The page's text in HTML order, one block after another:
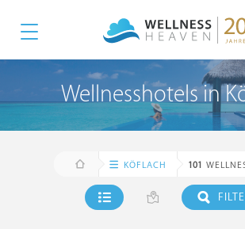
Wellnesshotels in
KÖFLACH 101